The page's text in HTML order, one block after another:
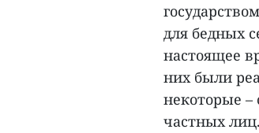
для бедных
настоящее
них были
некоторые
частных